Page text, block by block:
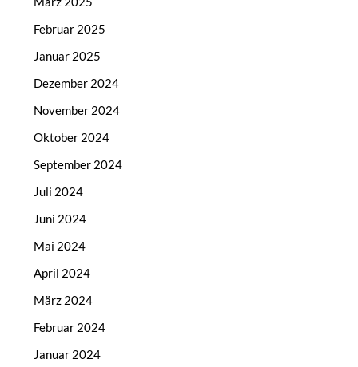
Februar 2025
Januar 2025
Dezember 2024
November 2024
Oktober 2024
September 2024
Juli 2024
Juni 2024
Mai 2024
April 2024
März 2024
Februar 2024
Januar 2024